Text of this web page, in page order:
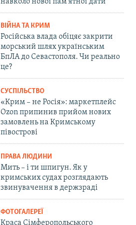
навколо нової пам'ятної дати
ВІЙНА ТА КРИМ
Російська влада обіцяє закрити
морський шлях українським
БпЛА до Севастополя. Чи реально
це?
СУСПІЛЬСТВО
«Крим – не Росія»: маркетплейс
Ozon припинив прийом нових
замовлень на Кримському
півострові
ПРАВА ЛЮДИНИ
Мить – і ти шпигун. Як у
кримських судах розглядають
звинувачення в держзраді
ФОТОГАЛЕРЕЇ
Краса Сімферопольського